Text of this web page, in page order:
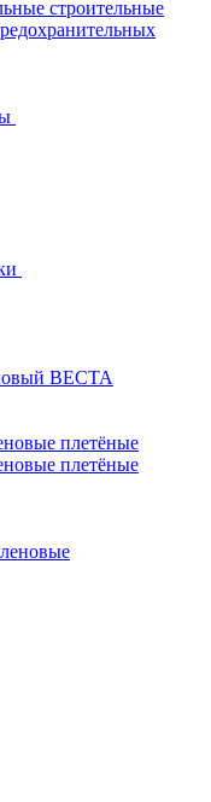
строительные
ВЕСТА
плетёные
плетёные